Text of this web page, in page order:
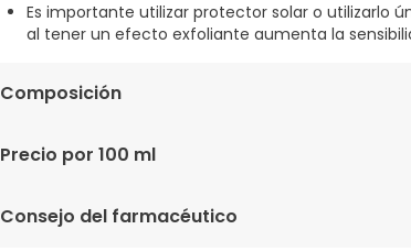
Es importante utilizar protector solar o utilizarlo
al tener un efecto exfoliante aumenta la
Composición
AQUA, GLYCOLIC ACID, BIS-PEG-18 METHYL ETHER
ALPHA-ISOMETHYL IONONE, AMMONIUM HYDROXIDE,
Precio por 100 ml
105,00€ / 100 ml
Consejo del farmacéutico